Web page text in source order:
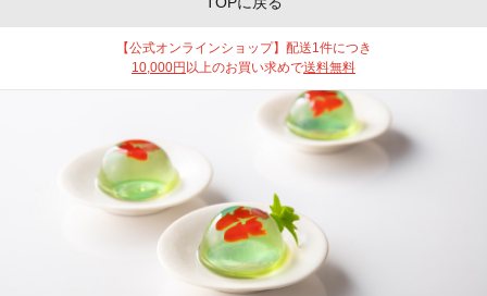
【公式オンラインショップ】配送1件につき
10,000円 以上のお買い求めで送料無料